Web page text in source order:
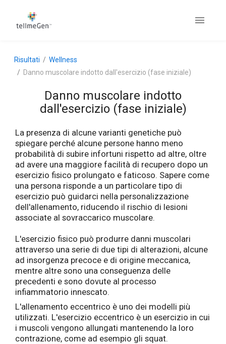
Risultati
Wellness
Danno muscolare indotto dall'esercizio (fase iniziale)
Danno muscolare indotto
dall'esercizio (fase iniziale)
La presenza di alcune varianti genetiche può
spiegare perché alcune persone hanno meno
probabilità di subire infortuni rispetto ad altre, oltre
ad avere una maggiore facilità di recupero dopo un
esercizio fisico prolungato e faticoso. Sapere come
una persona risponde a un particolare tipo di
esercizio può guidarci nella personalizzazione
dell'allenamento, riducendo il rischio di lesioni
associate al sovraccarico muscolare.
L'esercizio fisico può produrre danni muscolari
attraverso una serie di due tipi di alterazioni, alcune
ad insorgenza precoce e di origine meccanica,
mentre altre sono una conseguenza delle
precedenti e sono dovute al processo
infiammatorio innescato.
L'allenamento eccentrico è uno dei modelli più
utilizzati. L'esercizio eccentrico è un esercizio in cui
i muscoli vengono allungati mantenendo la loro
contrazione, come ad esempio gli squat.